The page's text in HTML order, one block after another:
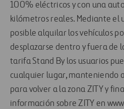
100% eléctricos y con una
kilómetros reales. Mediante el
posible alquilar los vehículos
desplazarse dentro y fuera de
tarifa Stand By los usuarios
cualquier lugar, manteniendo
para volver a la zona ZITY y
información sobre ZITY en